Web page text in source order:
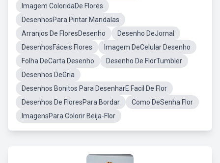
Imagem ColoridaDe Flores
DesenhosPara Pintar Mandalas
Arranjos De FloresDesenho
Desenho DeJornal
DesenhosFáceis Flores
Imagem DeCelular Desenho
Folha DeCarta Desenho
Desenho De FlorTumbler
Desenhos DeGria
Desenhos Bonitos Para DesenharE Facil De Flor
Desenhos De FloresPara Bordar
Como DeSenha Flor
ImagensPara Colorir Beija-Flor